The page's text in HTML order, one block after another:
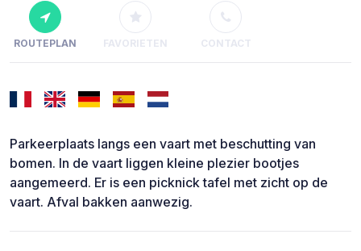
ROUTEPLAN FAVORIETEN CONTACT
Parkeerplaats langs een vaart met beschutting van
bomen. In de vaart liggen kleine plezier bootjes
aangemeerd. Er is een picknick tafel met zicht op de
vaart. Afval bakken aanwezig.